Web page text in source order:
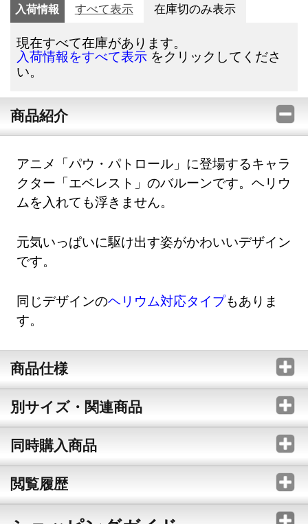
入荷情報 すべて表示 在庫切のみ表示
現在すべて在庫があります。
入荷情報をすべて表示 をクリックしてくださ
い。
商品紹介
アニメ「パウ・パトロール」に登場するキャラ
クター「エベレスト」のバルーンです。ヘリウ
ムを入れても浮きません。
元気いっぱいに駆け出す姿がかわいいデザイン
です。
同じデザインのヘリウム対応タイプもありま
す。
商品仕様
別サイズ・関連商品
同時購入商品
閲覧履歴